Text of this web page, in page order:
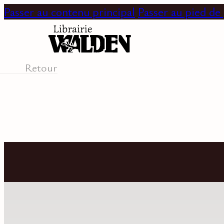
Passer au contenu principal Passer au pied de
Retour